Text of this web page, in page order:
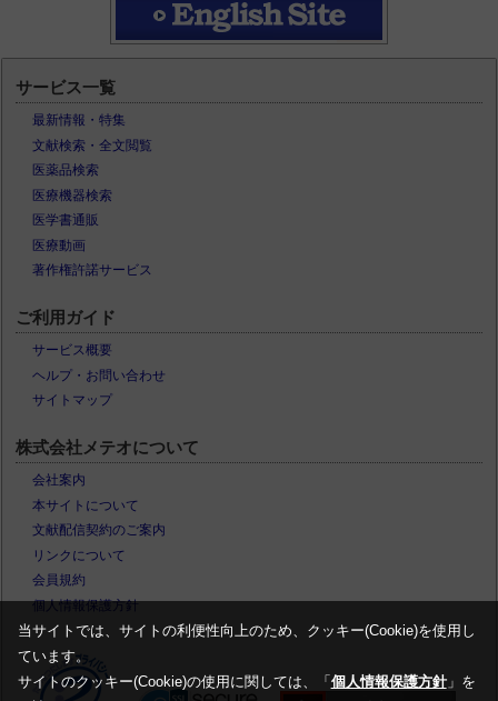
サービス一覧
最新情報・特集
文献検索・全文閲覧
医薬品検索
医療機器検索
医学書通販
医療動画
著作権許諾サービス
ご利用ガイド
サービス概要
ヘルプ・お問い合わせ
サイトマップ
株式会社メテオについて
会社案内
本サイトについて
文献配信契約のご案内
リンクについて
会員規約
個人情報保護方針
当サイトでは、サイトの利便性向上のため、クッキー(Cookie)を使用し
ています。
サイトのクッキー(Cookie)の使用に関しては、「 個人情報保護方針」を